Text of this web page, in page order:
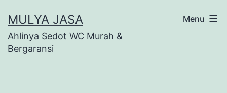
to
content
MULYA JASA
Ahlinya Sedot WC Murah &
Bergaransi
Menu